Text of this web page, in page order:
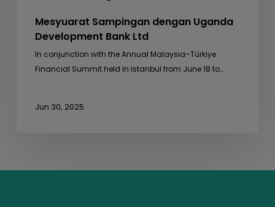
Mesyuarat Sampingan dengan Uganda
Development Bank Ltd
In conjunction with the Annual Malaysia–Türkiye
Financial Summit held in Istanbul from June 18 to…
Jun 30, 2025